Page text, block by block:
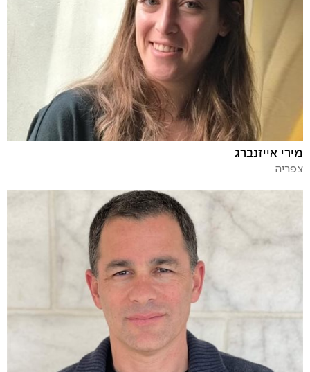
מירי אייזנברג
צפריה